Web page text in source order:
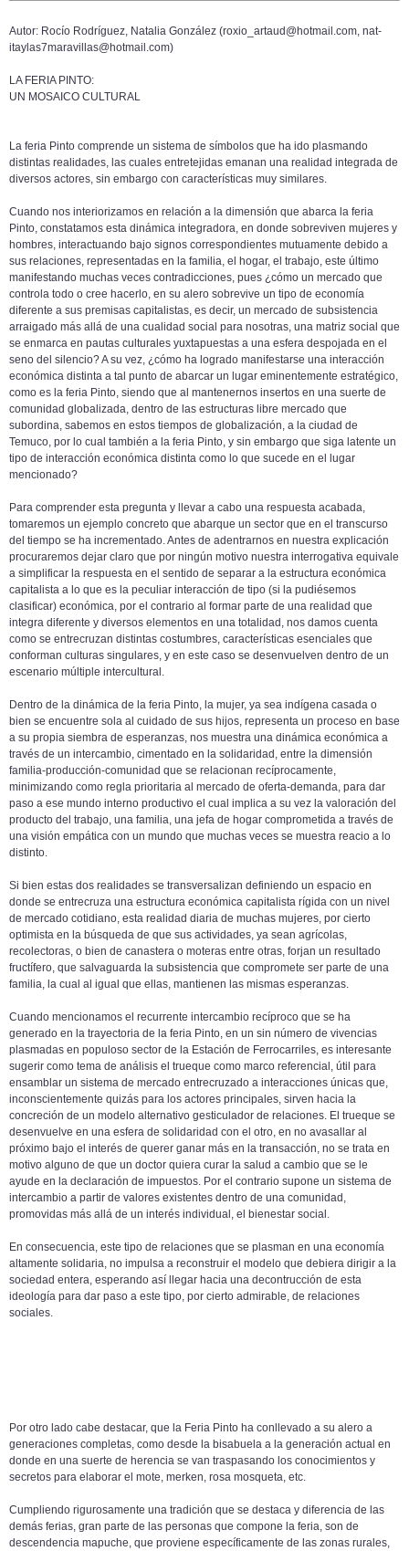
Autor: Rocío Rodríguez, Natalia González (roxio_artaud@hotmail.com, nat-
itaylas7maravillas@hotmail.com)
LA FERIA PINTO:
UN MOSAICO CULTURAL
La feria Pinto comprende un sistema de símbolos que ha ido plasmando
distintas realidades, las cuales entretejidas emanan una realidad integrada de
diversos actores, sin embargo con características muy similares.
Cuando nos interiorizamos en relación a la dimensión que abarca la feria
Pinto, constatamos esta dinámica integradora, en donde sobreviven mujeres y
hombres, interactuando bajo signos correspondientes mutuamente debido a
sus relaciones, representadas en la familia, el hogar, el trabajo, este último
manifestando muchas veces contradicciones, pues ¿cómo un mercado que
controla todo o cree hacerlo, en su alero sobrevive un tipo de economía
diferente a sus premisas capitalistas, es decir, un mercado de subsistencia
arraigado más allá de una cualidad social para nosotras, una matriz social que
se enmarca en pautas culturales yuxtapuestas a una esfera despojada en el
seno del silencio? A su vez, ¿cómo ha logrado manifestarse una interacción
económica distinta a tal punto de abarcar un lugar eminentemente estratégico,
como es la feria Pinto, siendo que al mantenernos insertos en una suerte de
comunidad globalizada, dentro de las estructuras libre mercado que
subordina, sabemos en estos tiempos de globalización, a la ciudad de
Temuco, por lo cual también a la feria Pinto, y sin embargo que siga latente un
tipo de interacción económica distinta como lo que sucede en el lugar
mencionado?
Para comprender esta pregunta y llevar a cabo una respuesta acabada,
tomaremos un ejemplo concreto que abarque un sector que en el transcurso
del tiempo se ha incrementado. Antes de adentrarnos en nuestra explicación
procuraremos dejar claro que por ningún motivo nuestra interrogativa equivale
a simplificar la respuesta en el sentido de separar a la estructura económica
capitalista a lo que es la peculiar interacción de tipo (si la pudiésemos
clasificar) económica, por el contrario al formar parte de una realidad que
integra diferente y diversos elementos en una totalidad, nos damos cuenta
como se entrecruzan distintas costumbres, características esenciales que
conforman culturas singulares, y en este caso se desenvuelven dentro de un
escenario múltiple intercultural.
Dentro de la dinámica de la feria Pinto, la mujer, ya sea indígena casada o
bien se encuentre sola al cuidado de sus hijos, representa un proceso en base
a su propia siembra de esperanzas, nos muestra una dinámica económica a
través de un intercambio, cimentado en la solidaridad, entre la dimensión
familia-producción-comunidad que se relacionan recíprocamente,
minimizando como regla prioritaria al mercado de oferta-demanda, para dar
paso a ese mundo interno productivo el cual implica a su vez la valoración del
producto del trabajo, una familia, una jefa de hogar comprometida a través de
una visión empática con un mundo que muchas veces se muestra reacio a lo
distinto.
Si bien estas dos realidades se transversalizan definiendo un espacio en
donde se entrecruza una estructura económica capitalista rígida con un nivel
de mercado cotidiano, esta realidad diaria de muchas mujeres, por cierto
optimista en la búsqueda de que sus actividades, ya sean agrícolas,
recolectoras, o bien de canastera o moteras entre otras, forjan un resultado
fructífero, que salvaguarda la subsistencia que compromete ser parte de una
familia, la cual al igual que ellas, mantienen las mismas esperanzas.
Cuando mencionamos el recurrente intercambio recíproco que se ha
generado en la trayectoria de la feria Pinto, en un sin número de vivencias
plasmadas en populoso sector de la Estación de Ferrocarriles, es interesante
sugerir como tema de análisis el trueque como marco referencial, útil para
ensamblar un sistema de mercado entrecruzado a interacciones únicas que,
inconscientemente quizás para los actores principales, sirven hacia la
concreción de un modelo alternativo gesticulador de relaciones. El trueque se
desenvuelve en una esfera de solidaridad con el otro, en no avasallar al
próximo bajo el interés de querer ganar más en la transacción, no se trata en
motivo alguno de que un doctor quiera curar la salud a cambio que se le
ayude en la declaración de impuestos. Por el contrario supone un sistema de
intercambio a partir de valores existentes dentro de una comunidad,
promovidas más allá de un interés individual, el bienestar social.
En consecuencia, este tipo de relaciones que se plasman en una economía
altamente solidaria, no impulsa a reconstruir el modelo que debiera dirigir a la
sociedad entera, esperando así llegar hacia una decontrucción de esta
ideología para dar paso a este tipo, por cierto admirable, de relaciones
sociales.
Por otro lado cabe destacar, que la Feria Pinto ha conllevado a su alero a
generaciones completas, como desde la bisabuela a la generación actual en
donde en una suerte de herencia se van traspasando los conocimientos y
secretos para elaborar el mote, merken, rosa mosqueta, etc.
Cumpliendo rigurosamente una tradición que se destaca y diferencia de las
demás ferias, gran parte de las personas que compone la feria, son de
descendencia mapuche, que proviene específicamente de las zonas rurales,